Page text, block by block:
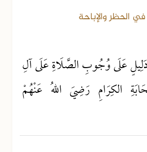
الحظر والإباحة
عَلَى وُجُوبِ الصَّلَاةِ عَلَى آلِ
الكِرَامِ رَضِيَ اللهُ عَنْهُمْ